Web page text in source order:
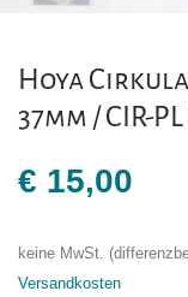
Hoya
37mm / CIR-
€ 15,00
keine MwSt.
Versandkosten